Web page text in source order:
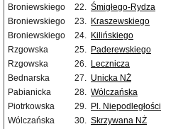
Broniewskiego
22. Śmigłego-Rydza
Broniewskiego
23. Kraszewskiego
Broniewskiego
24. Kilińskiego
Rzgowska
25. Paderewskiego
Rzgowska
26. Lecznicza
Bednarska
27. Unicka NŻ
Pabianicka
28. Wólczańska
Piotrkowska
29. Pl. Niepodległości
Wólczańska
30. Skrzywana NŻ